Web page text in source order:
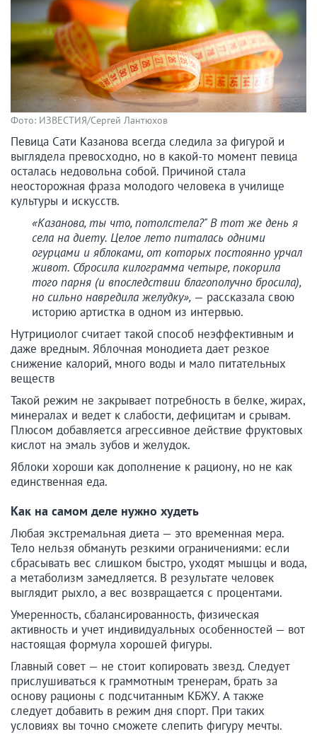
Фото: ИЗВЕСТИЯ/Сергей Лантюхов
Певица Сати Казанова всегда следила за фигурой и
выглядела превосходно, но в какой-то момент певица
осталась недовольна собой. Причиной стала
неосторожная фраза молодого человека в училище
культуры и искусств.
«Казанова, ты что, потолстела?" В тот же день я
села на диету. Целое лето питалась одними
огурцами и яблоками, от которых постоянно урчал
живот. Сбросила килограмма четыре, покорила
того парня (и впоследствии благополучно бросила),
но сильно навредила желудку», — рассказала свою
историю артистка в одном из интервью.
Нутрициолог считает такой способ неэффективным и
даже вредным. Яблочная монодиета дает резкое
снижение калорий, много воды и мало питательных
веществ
Такой режим не закрывает потребность в белке, жирах,
минералах и ведет к слабости, дефицитам и срывам.
Плюсом добавляется агрессивное действие фруктовых
кислот на эмаль зубов и желудок.
Яблоки хороши как дополнение к рациону, но не как
единственная еда.
Как на самом деле нужно худеть
Любая экстремальная диета — это временная мера.
Тело нельзя обмануть резкими ограничениями: если
сбрасывать вес слишком быстро, уходят мышцы и вода,
а метаболизм замедляется. В результате человек
выглядит рыхло, а вес возвращается с процентами.
Умеренность, сбалансированность, физическая
активность и учет индивидуальных особенностей — вот
настоящая формула хорошей фигуры.
Главный совет — не стоит копировать звезд. Следует
прислушиваться к граммотным тренерам, брать за
основу рационы с подсчитанным КБЖУ. А также
следует добавить в режим дня спорт. При таких
условиях вы точно сможете слепить фигуру мечты.